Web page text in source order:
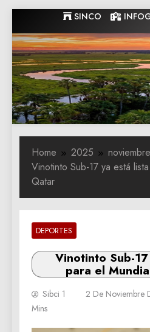
to
content
SINCO
Home 2025 noviembre
Vinotinto Sub-17 ya está
Qatar
DEPORTES
Vinotinto Sub-
para el
Sibci 1 2 De Noviembre
Mins